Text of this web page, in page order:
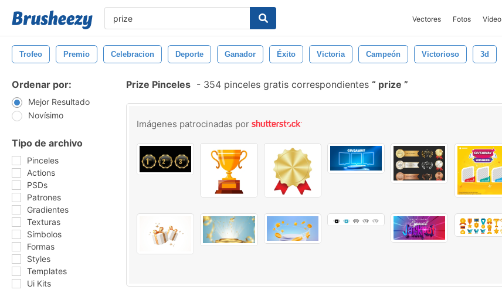
Vectores Fotos Vídeo
Trofeo Premio Celebracion Deporte Ganador Éxito Victoria Campeón Victorioso 3d
Ordenar por:
Mejor Resultado
Novísimo
Tipo de archivo
Pinceles
Actions
PSDs
Patrones
Gradientes
Texturas
Símbolos
Formas
Styles
Templates
Ui Kits
Prize Pinceles - 354 pinceles gratis correspondientes prize
Imágenes patrocinadas por